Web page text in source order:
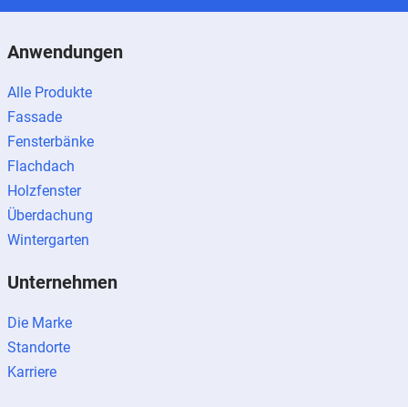
Anwendungen
Alle Produkte
Fassade
Fensterbänke
Flachdach
Holzfenster
Überdachung
Wintergarten
Unternehmen
Die Marke
Standorte
Karriere